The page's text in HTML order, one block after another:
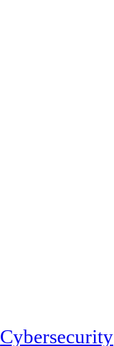
Cybersecurity